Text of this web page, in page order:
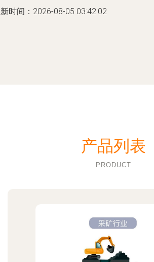
时间：2026-08-05 03:42:02
产品列表
PRODUCT